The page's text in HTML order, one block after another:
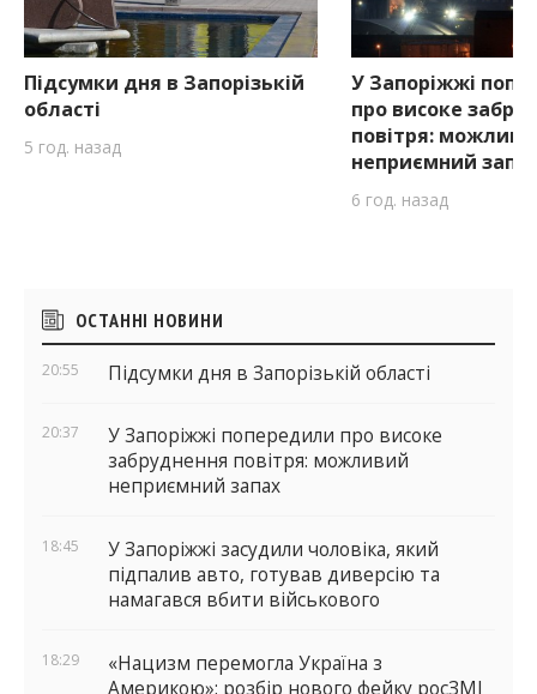
Підсумки дня в Запорізькій
області
5 год. назад
У Запоріжжі
про високе
повітря:
неприємний
6 год. назад
Бічні
віджети
ОСТАННІ НОВИНИ
20:55 Підсумки дня в Запорізькій області
20:37
У Запоріжжі попередили про високе
забруднення повітря: можливий
неприємний запах
18:45
У Запоріжжі засудили чоловіка, який
підпалив авто, готував диверсію та
намагався вбити військового
18:29
«Нацизм перемогла Україна з
Америкою»: розбір нового фейку росЗМІ